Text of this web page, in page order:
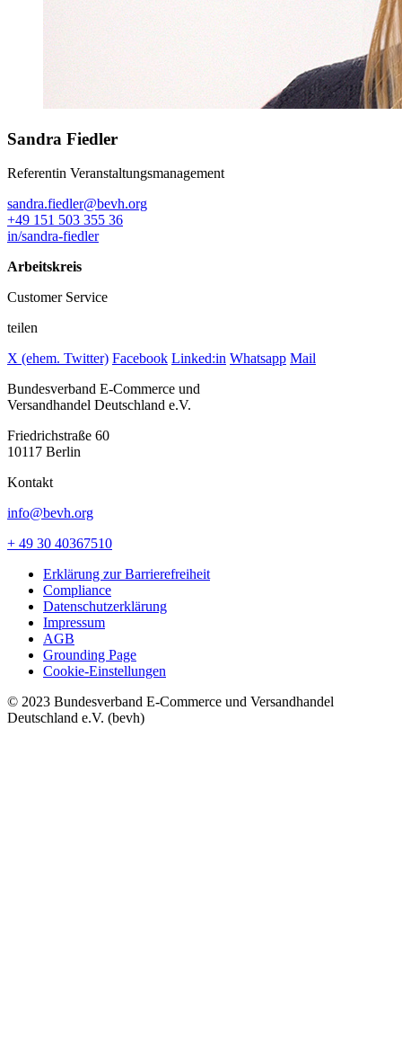
Sandra Fiedler
Referentin Veranstaltungsmanagement
sandra.fiedler@bevh.org
+49 151 503 355 36
in/sandra-fiedler
Arbeitskreis
Customer Service
teilen
X (ehem. Twitter) Facebook Linked:in Whatsapp Mail
Bundesverband E-Commerce und
Versandhandel Deutschland e.V.
Friedrichstraße 60
10117 Berlin
Kontakt
info@bevh.org
+ 49 30 40367510
Erklärung zur Barrierefreiheit
Compliance
Datenschutzerklärung
Impressum
AGB
Grounding Page
Cookie-Einstellungen
© 2023 Bundesverband E-Commerce und Versandhandel
Deutschland e.V. (bevh)